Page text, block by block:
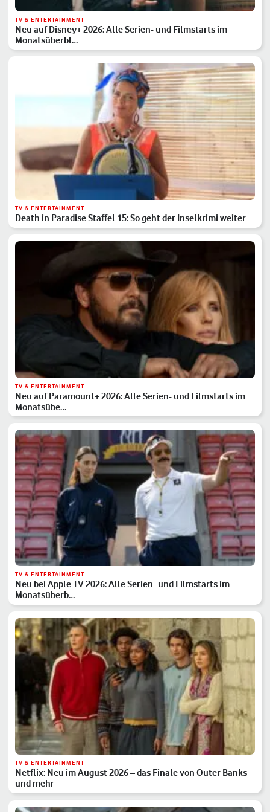
TV & ENTERTAINMENT
Neu auf Disney+ 2026: Alle Serien- und Filmstarts im
Monatsüberbl…
TV & ENTERTAINMENT
Death in Paradise Staffel 15: So geht der Inselkrimi weiter
TV & ENTERTAINMENT
Neu auf Paramount+ 2026: Alle Serien- und Filmstarts im
Monatsübe…
TV & ENTERTAINMENT
Neu bei Apple TV 2026: Alle Serien- und Filmstarts im
Monatsüberb…
TV & ENTERTAINMENT
Netflix: Neu im August 2026 – das Finale von Outer Banks
und mehr